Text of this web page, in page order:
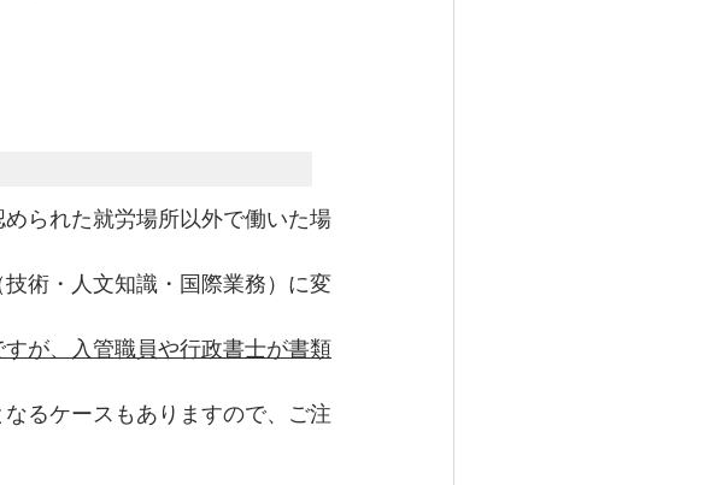
られた就労場所以外で働いた場
術・人文知識・国際業務）に変
が、入管職員や行政書士が書類
るケースもありますので、ご注